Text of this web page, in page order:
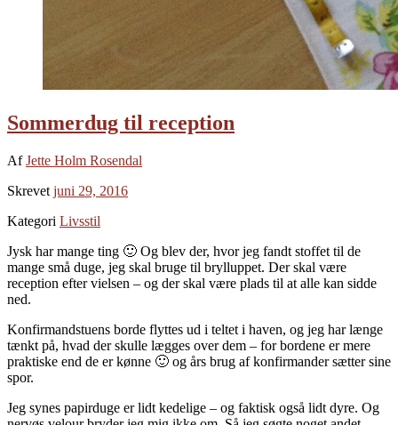
Sommerdug til reception
AfJette Holm Rosendal
Skrevet juni 29, 2016
Kategori Livsstil
Jysk har mange ting 🙂 Og blev der, hvor jeg fandt stoffet til de
mange små duge, jeg skal bruge til brylluppet. Der skal være
reception efter vielsen – og der skal være plads til at alle kan sidde
ned.
Konfirmandstuens borde flyttes ud i teltet i haven, og jeg har længe
tænkt på, hvad der skulle lægges over dem – for bordene er mere
praktiske end de er kønne 🙂 og års brug af konfirmander sætter sine
spor.
Jeg synes papirduge er lidt kedelige – og faktisk også lidt dyre. Og